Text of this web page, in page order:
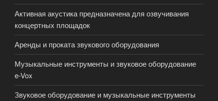
Активная акустика предназначена для озвучивания
концертных площадок
Аренды и проката звукового оборудования
Музыкальные инструменты и звуковое оборудование
e-Vox
Звуковое оборудование и музыкальные инструменты